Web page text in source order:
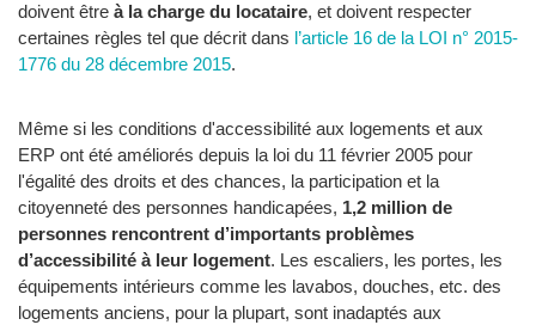
doivent être à la charge du locataire, et doivent respecter
certaines règles tel que décrit dans l’article 16 de la LOI n° 2015-
1776 du 28 décembre 2015.
Même si les conditions d'accessibilité aux logements et aux
ERP ont été améliorés depuis la loi du 11 février 2005 pour
l'égalité des droits et des chances, la participation et la
citoyenneté des personnes handicapées, 1,2 million de
personnes rencontrent d’importants problèmes
d’accessibilité à leur logement. Les escaliers, les portes, les
équipements intérieurs comme les lavabos, douches, etc. des
logements anciens, pour la plupart, sont inadaptés aux